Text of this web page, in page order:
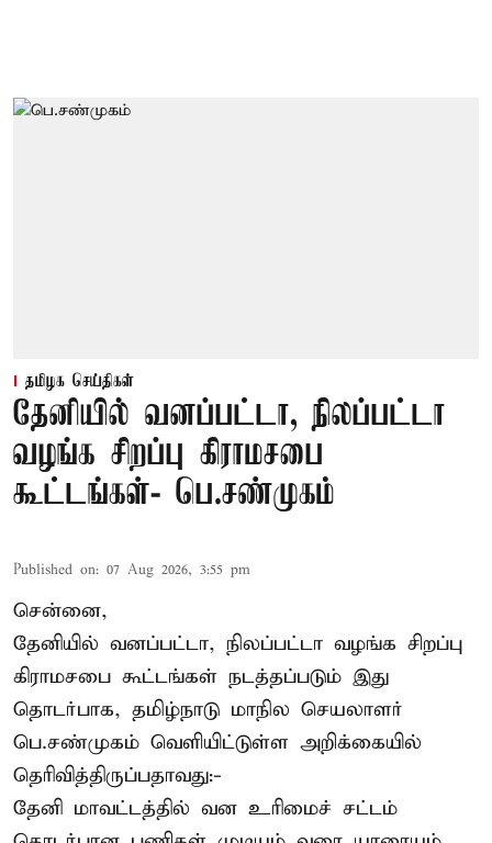
தமிழக செய்திகள்
தேனியில் வனப்பட்டா, நிலப்பட்டா
வழங்க சிறப்பு கிராமசபை
கூட்டங்கள்- பெ.சண்முகம்
Published on: 07 Aug 2026, 3:55 pm
சென்னை,
தேனியில் வனப்பட்டா, நிலப்பட்டா வழங்க சிறப்பு
கிராமசபை கூட்டங்கள் நடத்தப்படும் இது
தொடர்பாக, தமிழ்நாடு மாநில செயலாளர்
பெ.சண்முகம் வெளியிட்டுள்ள அறிக்கையில்
தெரிவித்திருப்பதாவது:-
தேனி மாவட்டத்தில் வன உரிமைச் சட்டம்